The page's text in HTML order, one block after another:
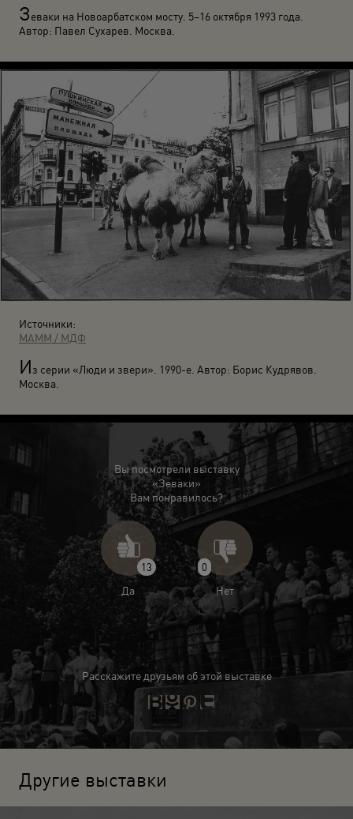
Зеваки на Новоарбатском мосту. 5–16 октября 1993 года.
Автор: Павел Сухарев. Москва.
Источники:
МАММ / МДФ
Из серии «Люди и звери». 1990-е. Автор: Борис Кудрявов.
Москва.
Вы посмотрели выставку
«Зеваки»
Вам понравилось?
13
Да
0
Нет
Расскажите друзьям об этой выставке
Другие выставки